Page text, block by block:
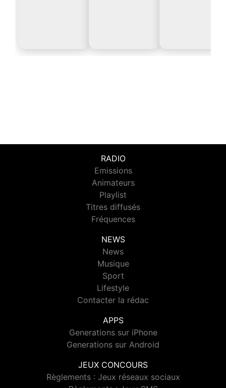
RADIO
Emissions
Animateurs
Playlist
Titres diffusés
Fréquences
NEWS
News
Musique
Sport
Lifestyle
Contacter la rédac
APPS
Generations sur iPhone
Generations sur Android
JEUX CONCOURS
Règlements : Jeux réseaux sociaux